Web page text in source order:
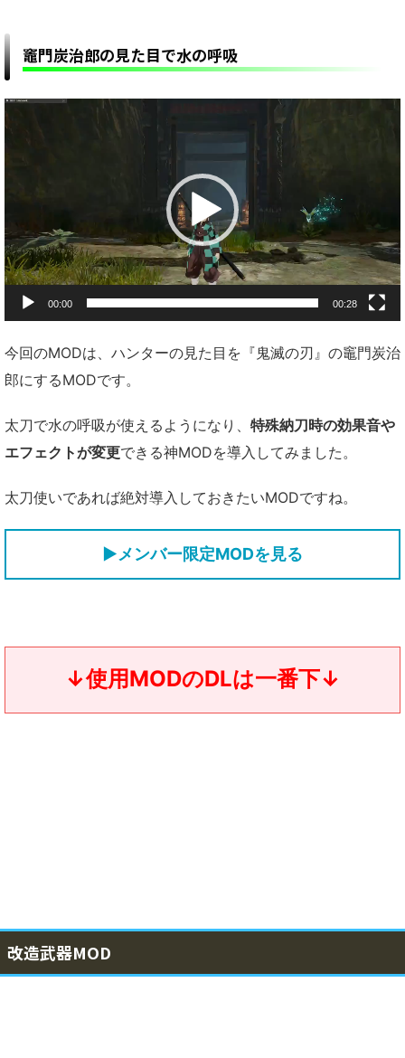
竈門炭治郎の見た目で水の呼吸
動
画
ー
00:00 00:28
今回のMODは、ハンターの見た目を『鬼滅の刃』の竈門炭治
郎にするMODです。
太刀で水の呼吸が使えるようになり、 特殊納刀時の効果音や
エフェクトが変更できる神MODを導入してみました。
太刀使いであれば絶対導入しておきたいMODですね。
▶メンバー限定MODを見る
↓使用MODのDLは一番下↓
改造武器MOD